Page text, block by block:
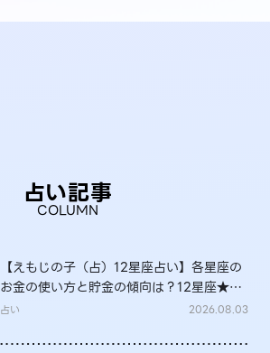
占い記事
COLUMN
【えもじの子（占）12星座占い】各星座の
お金の使い方と貯金の傾向は？12星座★徹
底解説
占い 2026.08.03